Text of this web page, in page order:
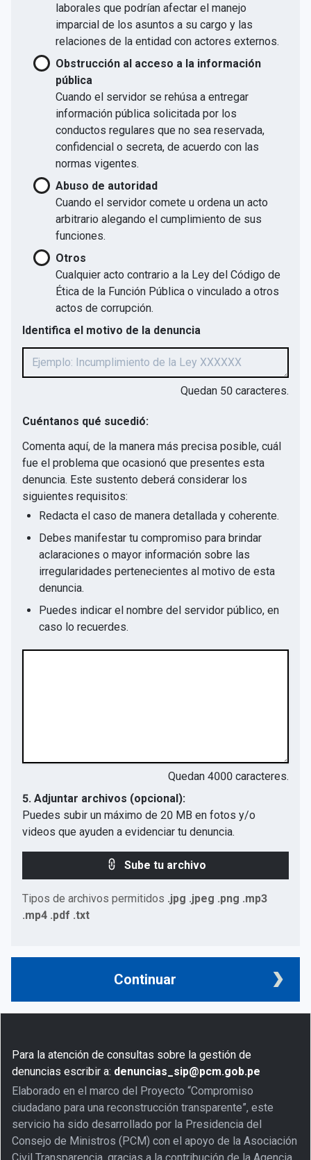
laborales que podrían afectar el manejo
imparcial de los asuntos a su cargo y las
relaciones de la entidad con actores externos.
Obstrucción al acceso a la información
pública
Cuando el servidor se rehúsa a entregar
información pública solicitada por los
conductos regulares que no sea reservada,
confidencial o secreta, de acuerdo con las
normas vigentes.
Abuso de autoridad
Cuando el servidor comete u ordena un acto
arbitrario alegando el cumplimiento de sus
funciones.
Otros
Cualquier acto contrario a la Ley del Código de
Ética de la Función Pública o vinculado a otros
actos de corrupción.
Identifica el motivo de la denuncia
Quedan 50 caracteres.
Cuéntanos qué sucedió:
Comenta aquí, de la manera más precisa posible, cuál
fue el problema que ocasionó que presentes esta
denuncia. Este sustento deberá considerar los
siguientes requisitos:
Redacta el caso de manera detallada y coherente.
Debes manifestar tu compromiso para brindar
aclaraciones o mayor información sobre las
irregularidades pertenecientes al motivo de esta
denuncia.
Puedes indicar el nombre del servidor público, en
caso lo recuerdes.
Quedan 4000 caracteres.
5. Adjuntar archivos (opcional):
Puedes subir un máximo de 20 MB en fotos y/o
videos que ayuden a evidenciar tu denuncia.
Sube tu archivo
Tipos de archivos permitidos .jpg .jpeg .png .mp3
.mp4 .pdf .txt
Continuar
Para la atención de consultas sobre la gestión de
denuncias escribir a: denuncias_sip@pcm.gob.pe
Elaborado en el marco del Proyecto “Compromiso
ciudadano para una reconstrucción transparente”, este
servicio ha sido desarrollado por la Presidencia del
Consejo de Ministros (PCM) con el apoyo de la Asociación